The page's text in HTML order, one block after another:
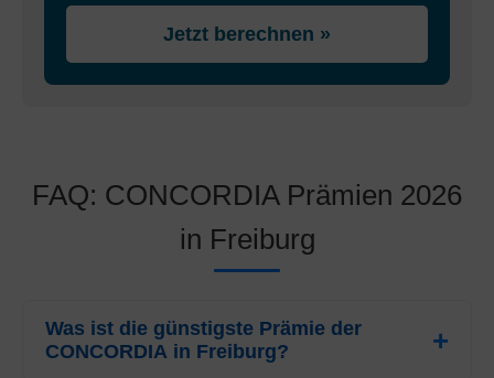
Jetzt berechnen »
FAQ: CONCORDIA Prämien 2026
in Freiburg
Was ist die günstigste Prämie der
CONCORDIA in Freiburg?